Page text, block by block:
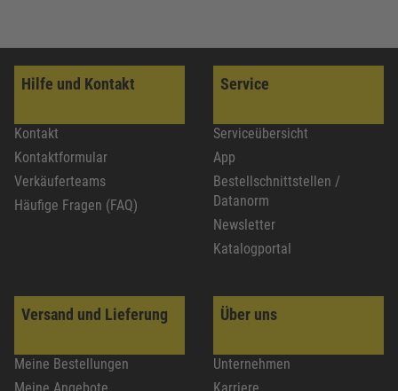
Hilfe und Kontakt
Kontakt
Kontaktformular
Verkäuferteams
Häufige Fragen (FAQ)
Service
Serviceübersicht
App
Bestellschnittstellen /
Datanorm
Newsletter
Katalogportal
Versand und Lieferung
Meine Bestellungen
Über uns
Unternehmen